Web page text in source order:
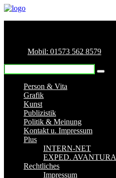
Mobil: 01573 562 8579
Person & Vita
Grafik
Kunst
Publizistik
Politik & Meinung
Kontakt u. Impressum
Plus
INTERN-NET
EXPED. AVANTURA
Rechtliches
Impressum